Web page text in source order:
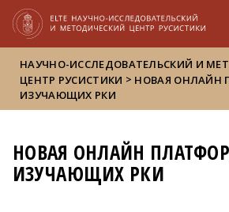
НАУЧНО-ИССЛЕДОВАТЕЛЬСКИЙ И
ЦЕНТР РУСИСТИКИ > НОВАЯ ОНЛАЙН
ИЗУЧАЮЩИХ РКИ
НОВАЯ ОНЛАЙН
ИЗУЧАЮЩИХ РКИ